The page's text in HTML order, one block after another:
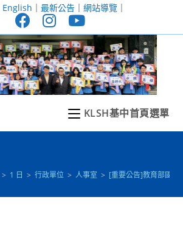
English ｜ 最新公告｜ 網站導覽｜
KLSH基中首頁選單
> 1 日 > 行政單位 > 人事室 > [重要公告]教育部國